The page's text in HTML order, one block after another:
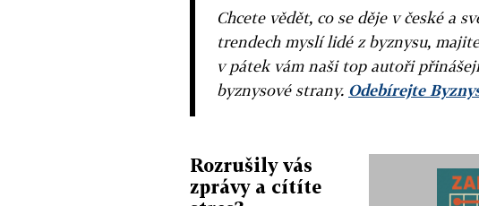
Chcete vědět, co se děje v české a
trendech myslí lidé z byznysu,
v pátek vám naši top autoři
byznysové strany. Odebírejte
Rozrušily vás
zprávy a cítíte